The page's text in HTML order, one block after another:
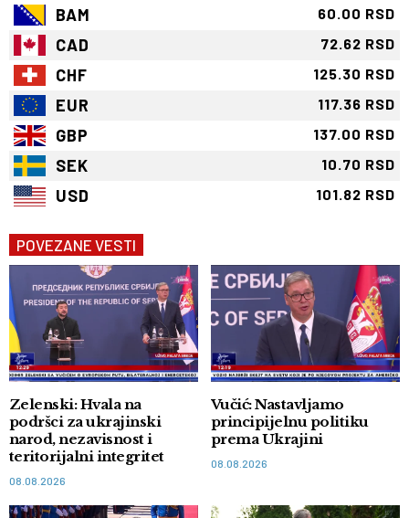
BAM 60.00 RSD
CAD 72.62 RSD
CHF 125.30 RSD
EUR 117.36 RSD
GBP 137.00 RSD
SEK 10.70 RSD
USD 101.82 RSD
POVEZANE VESTI
Zelenski: Hvala na
podršci za ukrajinski
narod, nezavisnost i
teritorijalni integritet
08.08.2026
Vučić: Nastavljamo
principijelnu politiku
prema Ukrajini
08.08.2026